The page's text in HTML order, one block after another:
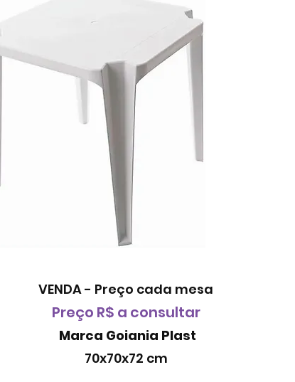
VENDA - Preço cada mesa
Preço R$ a consultar
Marca Goiania Plast
70x70x72 cm